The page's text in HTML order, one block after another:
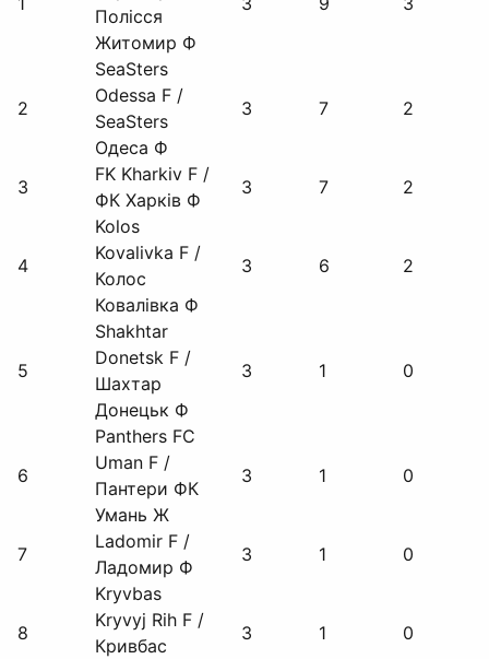
Полісся
Житомир Ф
2
SeaSters
Odessa F /
SeaSters
Одеса Ф
3 7 2
3
FK Kharkiv F /
ФК Харків Ф
3 7 2
4
Kolos
Kovalivka F /
Колос
Ковалівка Ф
3 6 2
5
Shakhtar
Donetsk F /
Шахтар
Донецьк Ф
3 1 0
6
Panthers FC
Uman F /
Пантери ФК
Умань Ж
3 1 0
7
Ladomir F /
Ладомир Ф
3 1 0
8
Kryvbas
Kryvyj Rih F /
Кривбас
3 1 0